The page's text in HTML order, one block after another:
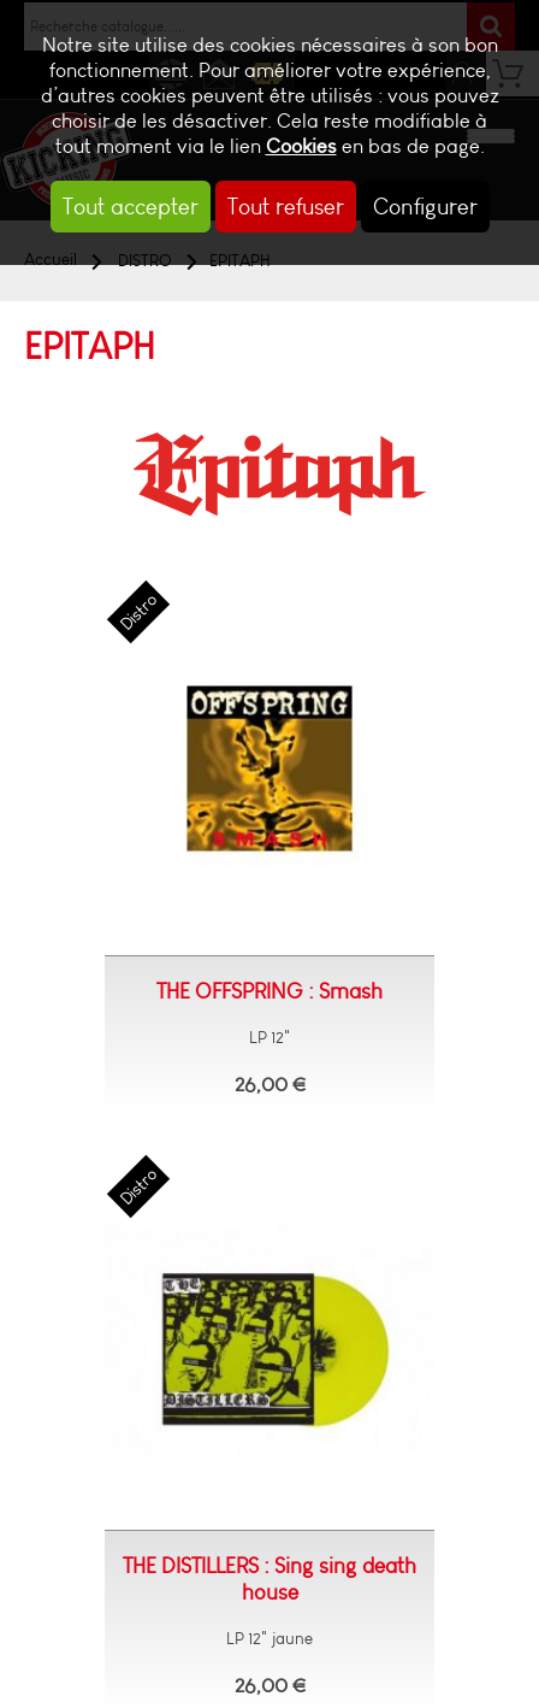
Notre site utilise des cookies nécessaires à son bon
fonctionnement. Pour améliorer votre expérience,
d’autres cookies peuvent être utilisés : vous pouvez
choisir de les désactiver. Cela reste modifiable à
tout moment via le lienCookiesen bas de page.
Tout accepter Tout refuser Configurer
NEWS CONTACTBILLETTERIE
Accueil DISTRO EPITAPH
EPITAPH
THE OFFSPRING : Smash
LP 12"
26,00 €
THE DISTILLERS : Sing sing death
house
LP 12" jaune
26,00 €